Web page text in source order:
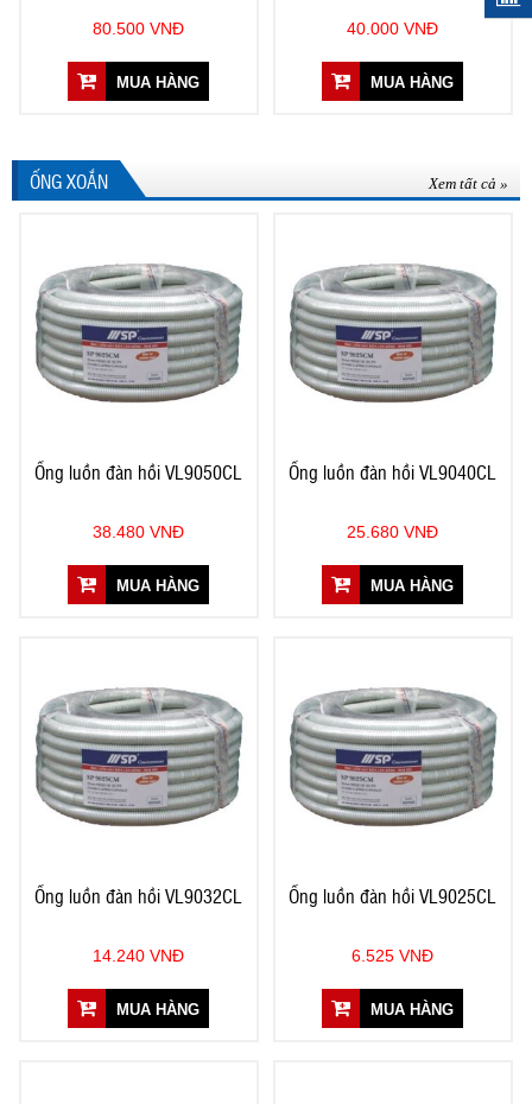
80.500 VNĐ
MUA HÀNG
40.000 VNĐ
MUA HÀNG
ỐNG XOẮN Xem tất cả »
Ống luồn đàn hồi VL9050CL
38.480 VNĐ
MUA HÀNG
Ống luồn đàn hồi VL9040CL
25.680 VNĐ
MUA HÀNG
Ống luồn đàn hồi VL9032CL
14.240 VNĐ
MUA HÀNG
Ống luồn đàn hồi VL9025CL
6.525 VNĐ
MUA HÀNG